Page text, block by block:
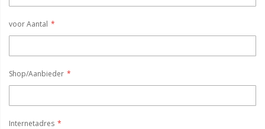
voor Aantal
Shop/Aanbieder
Internetadres